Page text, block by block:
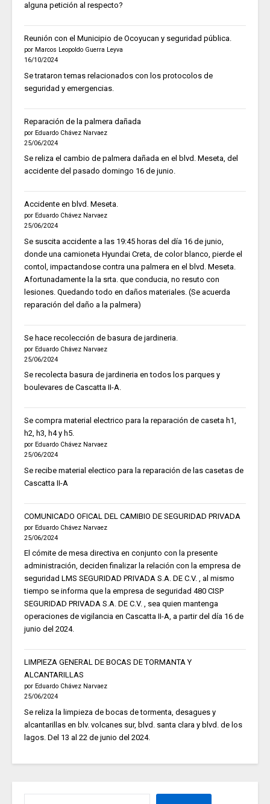
alguna petición al respecto?
Reunión con el Municipio de Ocoyucan y seguridad pública.
por Marcos Leopoldo Guerra Leyva
16/10/2024
Se trataron temas relacionados con los protocolos de
seguridad y emergencias.
Reparación de la palmera dañada
por Eduardo Chávez Narvaez
25/06/2024
Se reliza el cambio de palmera dañada en el blvd. Meseta, del
accidente del pasado domingo 16 de junio.
Accidente en blvd. Meseta.
por Eduardo Chávez Narvaez
25/06/2024
Se suscita accidente a las 19:45 horas del día 16 de junio,
donde una camioneta Hyundai Creta, de color blanco, pierde el
contol, impactandose contra una palmera en el blvd. Meseta.
Afortunadamente la la srta. que conducia, no resuto con
lesiones. Quedando todo en daños materiales. (Se acuerda
reparación del daño a la palmera)
Se hace recolección de basura de jardineria.
por Eduardo Chávez Narvaez
25/06/2024
Se recolecta basura de jardineria en todos los parques y
boulevares de Cascatta II-A.
Se compra material electrico para la reparación de caseta h1,
h2, h3, h4 y h5.
por Eduardo Chávez Narvaez
25/06/2024
Se recibe material electico para la reparación de las casetas de
Cascatta II-A
COMUNICADO OFICAL DEL CAMIBIO DE SEGURIDAD PRIVADA
por Eduardo Chávez Narvaez
25/06/2024
El cómite de mesa directiva en conjunto con la presente
administración, deciden finalizar la relación con la empresa de
seguridad LMS SEGURIDAD PRIVADA S.A. DE C.V. , al mismo
tiempo se informa que la empresa de seguridad 480 CISP
SEGURIDAD PRIVADA S.A. DE C.V. , sea quien mantenga
operaciones de vigilancia en Cascatta II-A, a partir del día 16 de
junio del 2024.
LIMPIEZA GENERAL DE BOCAS DE TORMANTA Y
ALCANTARILLAS
por Eduardo Chávez Narvaez
25/06/2024
Se reliza la limpieza de bocas de tormenta, desagues y
alcantarillas en blv. volcanes sur, blvd. santa clara y blvd. de los
lagos. Del 13 al 22 de junio del 2024.